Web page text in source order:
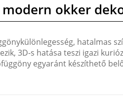
modern okker
hatalmas
3D-s hatása teszi igazi
egyaránt készíthető